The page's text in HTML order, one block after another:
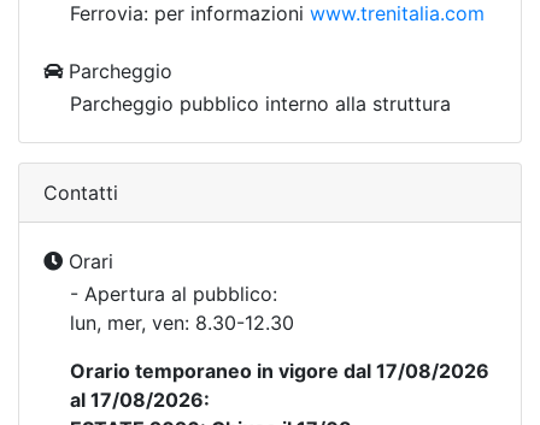
Ferrovia: per informazioni www.trenitalia.com
Parcheggio
Parcheggio pubblico interno alla struttura
Contatti
Orari
- Apertura al pubblico:
lun, mer, ven: 8.30-12.30
Orario temporaneo in vigore dal 17/08/2026
al 17/08/2026: